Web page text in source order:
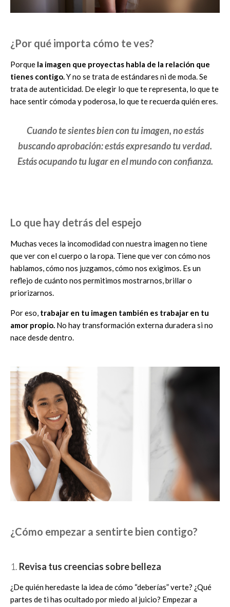
¿Por qué importa cómo te ves?
Porque la imagen que proyectas habla de la relación que
tienes contigo.Y no se trata de estándares ni de moda. Se
trata de autenticidad. De elegir lo que te representa, lo que te
hace sentir cómoda y poderosa, lo que te recuerda quién eres.
Cuando te sientes bien con tu imagen, no estás
buscando aprobación: estás expresando tu verdad.
Estás ocupando tu lugar en el mundo con confianza.
Lo que hay detrás del espejo
Muchas veces la incomodidad con nuestra imagen no tiene
que ver con el cuerpo o la ropa. Tiene que ver con cómo nos
hablamos, cómo nos juzgamos, cómo nos exigimos. Es un
reflejo de cuánto nos permitimos mostrarnos, brillar o
priorizarnos.
Por eso, trabajar en tu imagen también es trabajar en tu
amor propio. No hay transformación externa duradera si no
nace desde dentro.
¿Cómo empezar a sentirte bien contigo?
1. Revisa tus creencias sobre belleza
¿De quién heredaste la idea de cómo “deberías” verte? ¿Qué
partes de ti has ocultado por miedo al juicio? Empezar a